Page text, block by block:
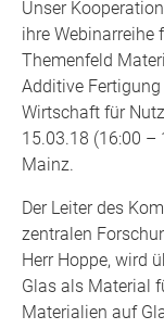
Unser
ihre Webinarreihe
Themenfeld
Additive
Wirtschaft für
15.03.18 (16:00 –
Mainz.
Der Leiter des
zentralen
Herr Hoppe, wird
Glas als Material
Materialien auf